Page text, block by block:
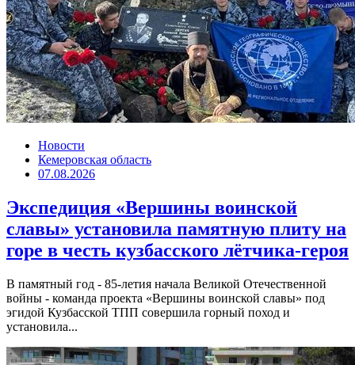
Новости
Кемеровская область
07.08.2026
Экспедиция «Вершины воинской
славы» установила памятную плиту на
горе в честь кузбасского лётчика-героя
В памятный год - 85-летия начала Великой Отечественной
войны - команда проекта «Вершины воинской славы» под
эгидой Кузбасской ТПП совершила горный поход и
установила...